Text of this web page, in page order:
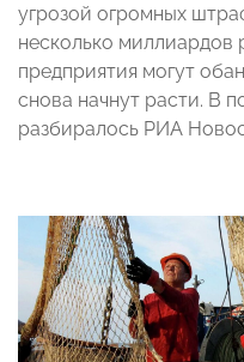
угрозой огромных
несколько
предприятия могут
снова начнут расти. В
разбиралось РИА